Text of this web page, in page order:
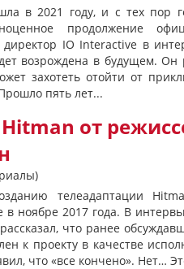
в 2021 году, и с тех пор
продолжение
IO Interactive в
возрождена в будущем. Он
захотеть отойти от
пять лет...
от
телеадаптации
в ноябре 2017 года. В
что ранее
к проекту в качестве
что «все кончено». Нет…